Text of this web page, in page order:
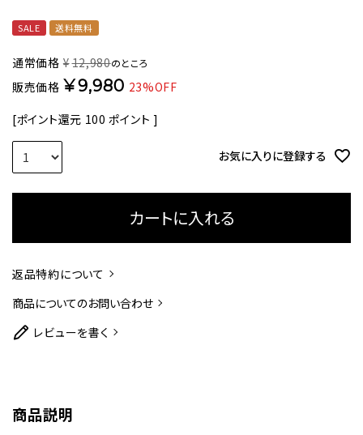
SALE 送料無料
通常価格 ¥12,980のところ
販売価格 ¥9,980 23%OFF
[ポイント還元 100 ポイント ]
お気に入りに登録する
カートに入れる
返品特約について
商品についてのお問い合わせ
レビューを書く
商品説明